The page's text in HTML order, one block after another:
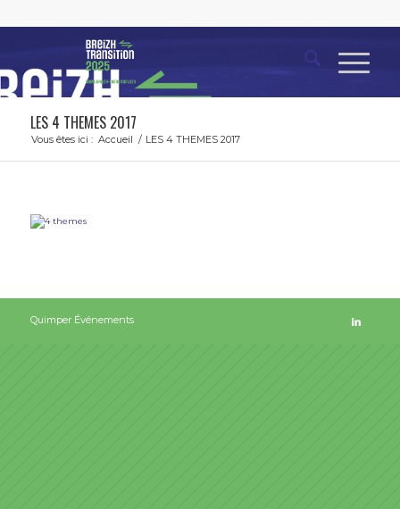
LES 4 THEMES 2017
Vous êtes ici : Accueil / LES 4 THEMES 2017
Quimper Événements